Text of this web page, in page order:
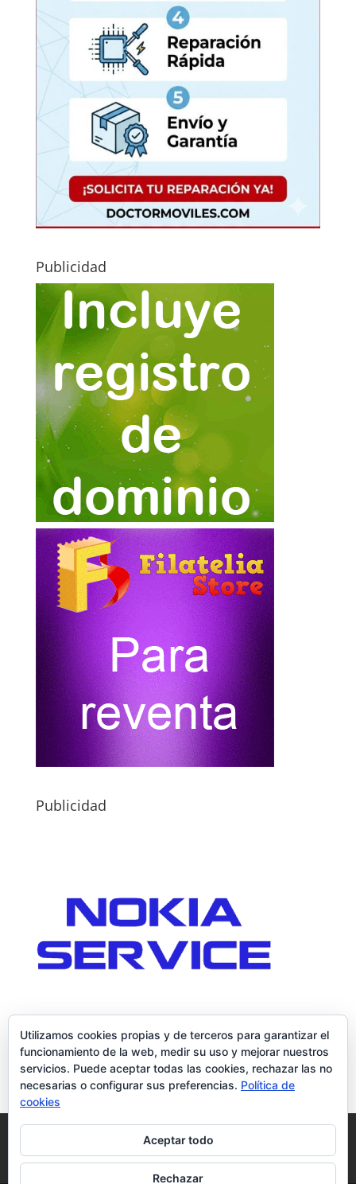
Publicidad
Publicidad
Condiciones y Privacidad
Contacto
Tienda Carrito Mi cuenta
Utilizamos cookies propias y de terceros para garantizar el
funcionamiento de la web, medir su uso y mejorar nuestros
servicios. Puede aceptar todas las cookies, rechazar las no
necesarias o configurar sus preferencias. Política de
cookies
Aceptar todo
Rechazar